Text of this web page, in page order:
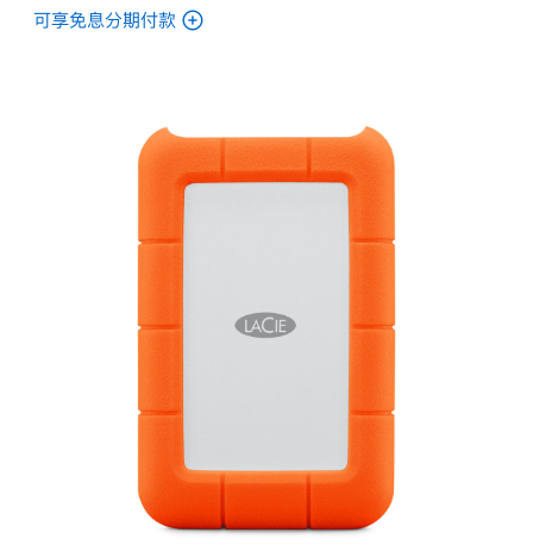
可享免息分期付款 (LaCie
C
便
携
式
期
付
款
项)